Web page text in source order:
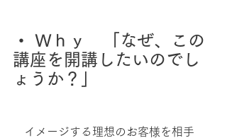
・ Ｗｈｙ　「なぜ、この
講座を開講したいのでし
ょうか？」
イメージする理想のお客様を相手